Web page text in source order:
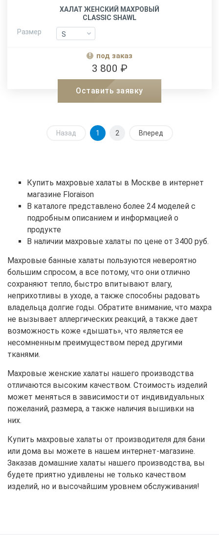
ХАЛАТ ЖЕНСКИЙ МАХРОВЫЙ
CLASSIC SHAWL
Размер
S
S
под заказ
3 800 ₽
Оставить заявку
Назад 1 2 Вперед
Купить махровые халаты в Москве в интернет
магазине Floraison
В каталоге представлено более 24 моделей с
подробным описанием и информацией о
продукте
В наличии махровые халаты по цене от 3400 руб.
Махровые банные халаты пользуются невероятно
большим спросом, а все потому, что они отлично
сохраняют тепло, быстро впитывают влагу,
неприхотливы в уходе, а также способны радовать
владельца долгие годы. Обратите внимание, что махра
не вызывает аллергических реакций, а также дает
возможность коже «дышать», что является ее
несомненным преимуществом перед другими
тканями.
Махровые женские халаты нашего производства
отличаются высоким качеством. Стоимость изделий
может меняться в зависимости от индивидуальных
пожеланий, размера, а также наличия вышивки на
них.
Купить махровые халаты от производителя для бани
или дома вы можете в нашем интернет-магазине.
Заказав домашние халаты нашего производства, вы
будете приятно удивлены не только качеством
изделий, но и высочайшим уровнем обслуживания!